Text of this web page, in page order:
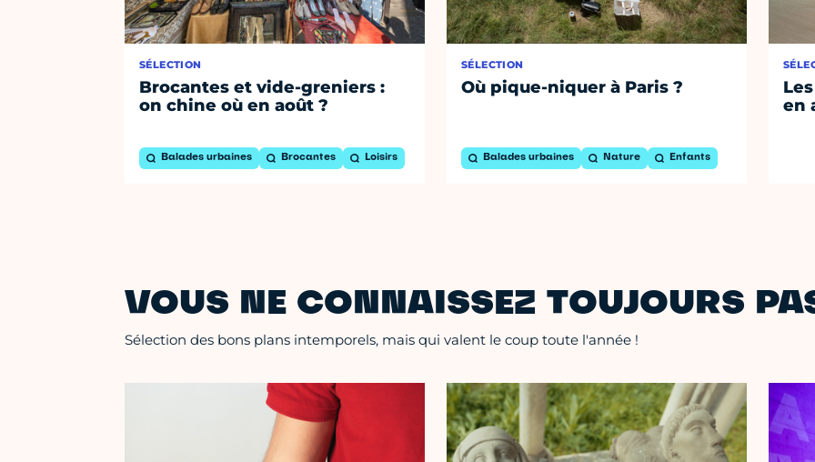
SÉLECTION
Brocantes et vide-greniers :
on chine où en août ?
Balades urbaines Brocantes Loisirs
SÉLECTION
Où pique-niquer à Paris ?
Balades urbaines Nature Enfants
en
VOUS NE CONNAISSEZ TOUJOURS
Sélection des bons plans intemporels, mais qui valent le coup toute l'année !